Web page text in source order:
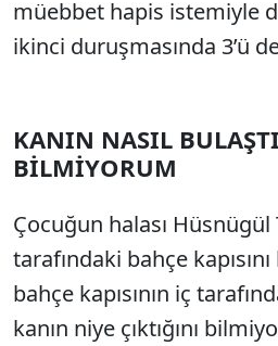
müebbet hapis istemiyle
ikinci duruşmasında 3’ü
KANIN NASIL
BİLMİYORUM
Çocuğun halası Hüsnügül
tarafındaki bahçe
bahçe kapısının iç
kanın niye çıktığını